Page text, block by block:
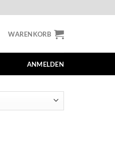
WARENKORB
ANMELDEN